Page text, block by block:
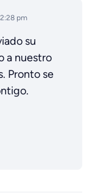
pm
su
a nuestro
Pronto se